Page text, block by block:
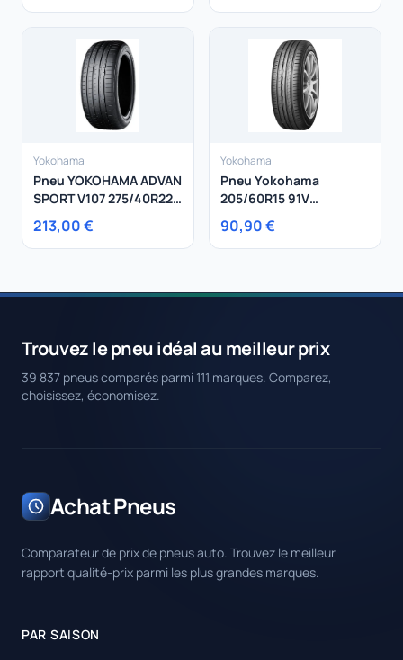
Yokohama
Pneu YOKOHAMA ADVAN
SPORT V107 275/40R22
107Y
213,00 €
Yokohama
Pneu Yokohama
205/60R15 91V
Bluearth-A Ae50
90,90 €
Trouvez le pneu idéal au meilleur prix
39 837 pneus comparés parmi 111 marques. Comparez,
choisissez, économisez.
Achat Pneus
Comparateur de prix de pneus auto. Trouvez le meilleur
rapport qualité-prix parmi les plus grandes marques.
PAR SAISON